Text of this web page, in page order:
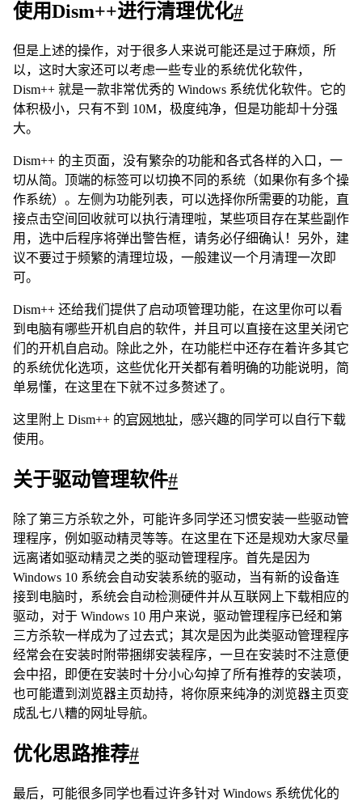
使用Dism++进行清理优化#
但是上述的操作，对于很多人来说可能还是过于麻烦，所
以，这时大家还可以考虑一些专业的系统优化软件，
Dism++ 就是一款非常优秀的 Windows 系统优化软件。它的
体积极小，只有不到 10M，极度纯净，但是功能却十分强
大。
Dism++ 的主页面，没有繁杂的功能和各式各样的入口，一
切从简。顶端的标签可以切换不同的系统（如果你有多个操
作系统）。左侧为功能列表，可以选择你所需要的功能，直
接点击空间回收就可以执行清理啦，某些项目存在某些副作
用，选中后程序将弹出警告框，请务必仔细确认！另外，建
议不要过于频繁的清理垃圾，一般建议一个月清理一次即
可。
Dism++ 还给我们提供了启动项管理功能，在这里你可以看
到电脑有哪些开机自启的软件，并且可以直接在这里关闭它
们的开机自启动。除此之外，在功能栏中还存在着许多其它
的系统优化选项，这些优化开关都有着明确的功能说明，简
单易懂，在这里在下就不过多赘述了。
这里附上 Dism++ 的官网地址，感兴趣的同学可以自行下载
使用。
关于驱动管理软件#
除了第三方杀软之外，可能许多同学还习惯安装一些驱动管
理程序，例如驱动精灵等等。在这里在下还是规劝大家尽量
远离诸如驱动精灵之类的驱动管理程序。首先是因为
Windows 10 系统会自动安装系统的驱动，当有新的设备连
接到电脑时，系统会自动检测硬件并从互联网上下载相应的
驱动，对于 Windows 10 用户来说，驱动管理程序已经和第
三方杀软一样成为了过去式；其次是因为此类驱动管理程序
经常会在安装时附带捆绑安装程序，一旦在安装时不注意便
会中招，即便在安装时十分小心勾掉了所有推荐的安装项，
也可能遭到浏览器主页劫持，将你原来纯净的浏览器主页变
成乱七八糟的网址导航。
优化思路推荐#
最后，可能很多同学也看过许多针对 Windows 系统优化的